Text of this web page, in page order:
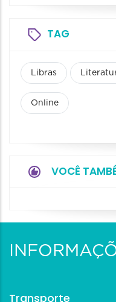
TAG
Libras
Online
VOCÊ
Transporte